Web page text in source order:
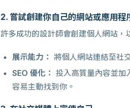
2. 嘗試創建你自己的網站或應用程
許多成功的設計師會創建個人網站，
展示能力： 將個人網站連結至社
SEO 優化： 投入高質量內容並加
容易主動找到你。